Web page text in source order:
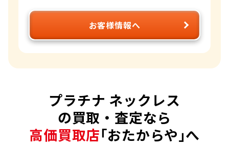
お客様情報へ
プラチナ ネックレス
の買取・査定なら
高価買取店｢おたからや｣へ